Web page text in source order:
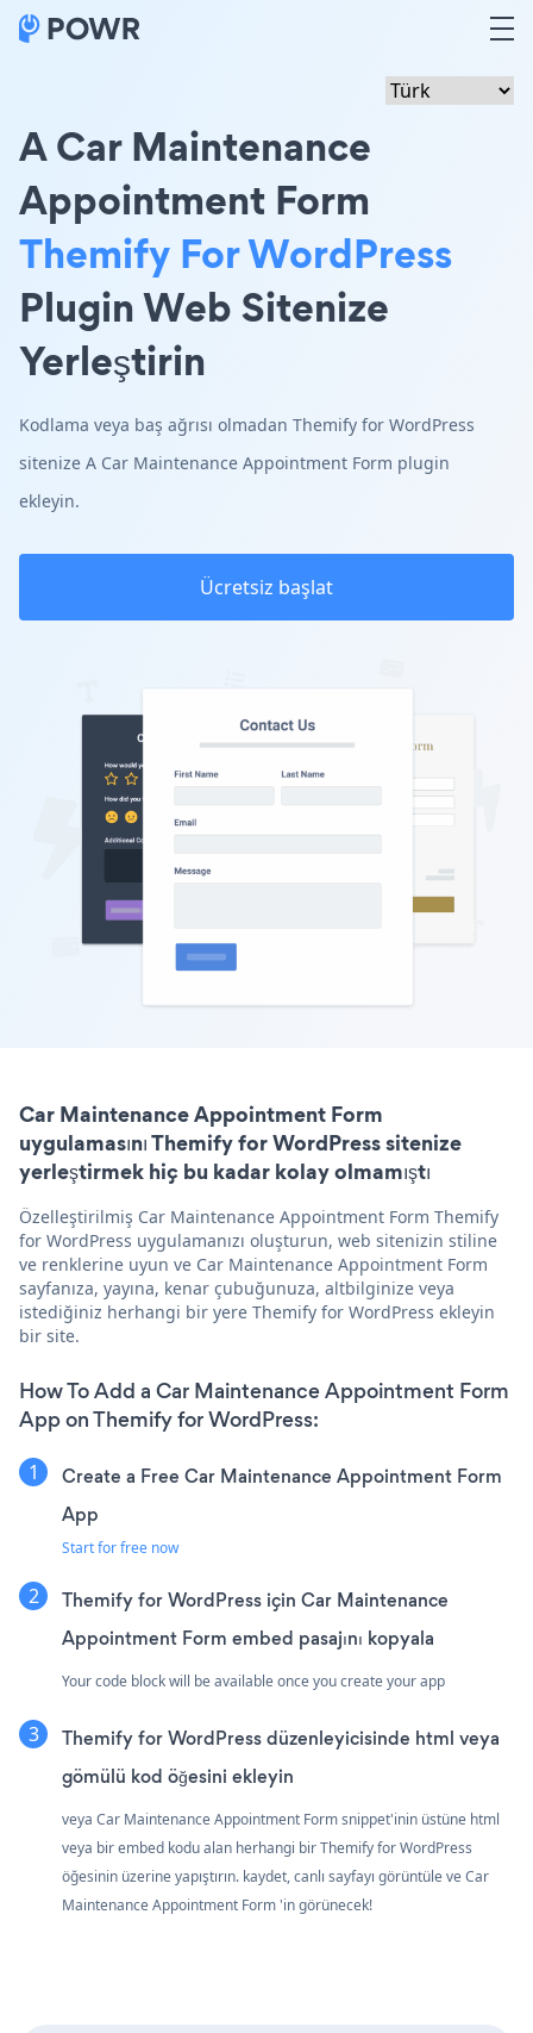
A Car Maintenance
Appointment Form
Themify For WordPress
Plugin Web Sitenize
Yerleştirin
Kodlama veya baş ağrısı olmadan Themify for WordPress
sitenize A Car Maintenance Appointment Form plugin
ekleyin.
Ücretsiz başlat
Car Maintenance Appointment Form
uygulamasını Themify for WordPress sitenize
yerleştirmek hiç bu kadar kolay olmamıştı
Özelleştirilmiş Car Maintenance Appointment Form Themify
for WordPress uygulamanızı oluşturun, web sitenizin stiline
ve renklerine uyun ve Car Maintenance Appointment Form
sayfanıza, yayına, kenar çubuğunuza, altbilginize veya
istediğiniz herhangi bir yere Themify for WordPress ekleyin
bir site.
How To Add a Car Maintenance Appointment Form
App on Themify for WordPress:
Create a Free Car Maintenance Appointment Form
App
Start for free now
Themify for WordPress için Car Maintenance
Appointment Form embed pasajını kopyala
Your code block will be available once you create your app
Themify for WordPress düzenleyicisinde html veya
gömülü kod öğesini ekleyin
veya Car Maintenance Appointment Form snippet'inin üstüne html
veya bir embed kodu alan herhangi bir Themify for WordPress
öğesinin üzerine yapıştırın. kaydet, canlı sayfayı görüntüle ve Car
Maintenance Appointment Form 'in görünecek!